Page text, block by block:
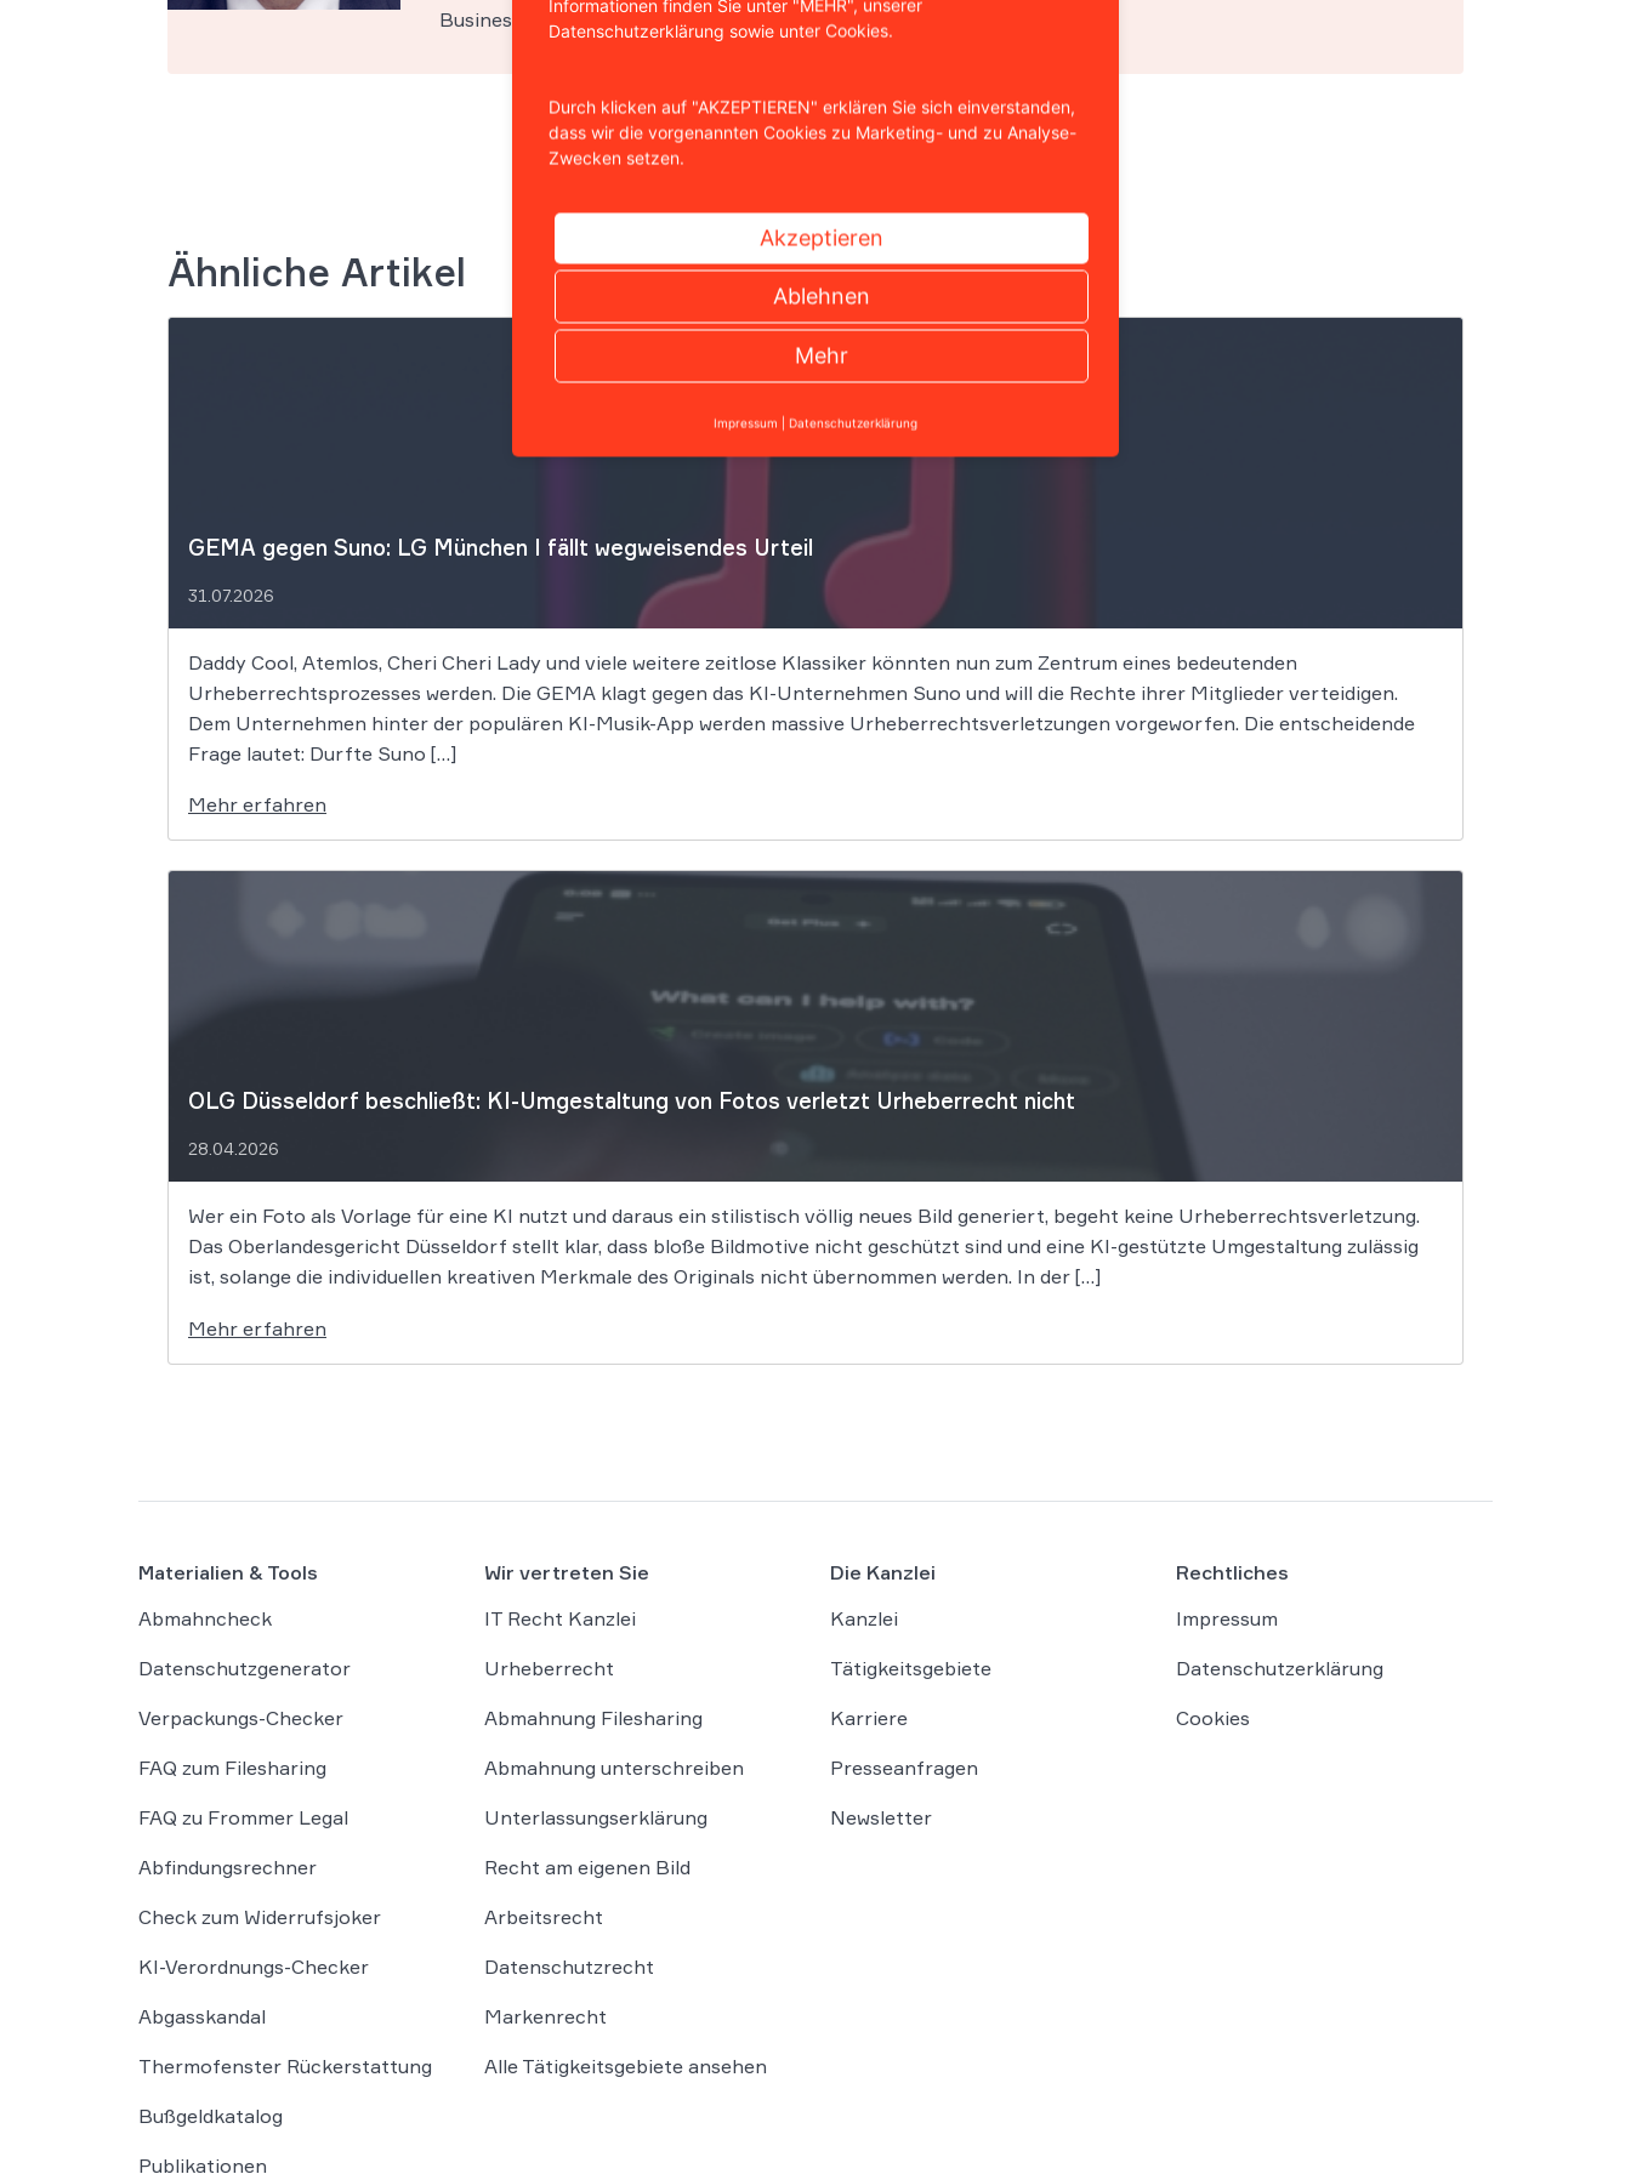
Business School in Köln.
Ähnliche Artikel
GEMA gegen Suno: LG München I fällt wegweisendes Urteil
31.07.2026
Daddy Cool, Atemlos, Cheri Cheri Lady und viele weitere zeitlose Klassiker könnten nun zum Zentrum eines bedeutenden
Urheberrechtsprozesses werden. Die GEMA klagt gegen das KI-Unternehmen Suno und will die Rechte ihrer Mitglieder verteidigen.
Dem Unternehmen hinter der populären KI-Musik-App werden massive Urheberrechtsverletzungen vorgeworfen. Die entscheidende
Frage lautet: Durfte Suno […]
Mehr erfahren
OLG Düsseldorf beschließt: KI-Umgestaltung von Fotos verletzt Urheberrecht nicht
28.04.2026
Wer ein Foto als Vorlage für eine KI nutzt und daraus ein stilistisch völlig neues Bild generiert, begeht keine Urheberrechtsverletzung.
Das Oberlandesgericht Düsseldorf stellt klar, dass bloße Bildmotive nicht geschützt sind und eine KI-gestützte Umgestaltung zulässig
ist, solange die individuellen kreativen Merkmale des Originals nicht übernommen werden. In der […]
Mehr erfahren
Materialien & Tools
Abmahncheck
Datenschutzgenerator
Verpackungs-Checker
FAQ zum Filesharing
FAQ zu Frommer Legal
Abfindungsrechner
Check zum Widerrufsjoker
KI-Verordnungs-Checker
Abgasskandal
Thermofenster Rückerstattung
Bußgeldkatalog
Publikationen
Wir vertreten Sie
IT Recht Kanzlei
Urheberrecht
Abmahnung Filesharing
Abmahnung unterschreiben
Unterlassungserklärung
Recht am eigenen Bild
Arbeitsrecht
Datenschutzrecht
Markenrecht
Alle Tätigkeitsgebiete ansehen
Die Kanzlei
Kanzlei
Tätigkeitsgebiete
Karriere
Presseanfragen
Newsletter
Rechtliches
Impressum
Datenschutzerklärung
Cookies
Informationen finden Sie unter "MEHR", unserer
Datenschutzerklärung sowie unter Cookies.
Durch klicken auf "AKZEPTIEREN" erklären Sie sich einverstanden,
dass wir die vorgenannten Cookies zu Marketing- und zu Analyse-
Zwecken setzen.
Akzeptieren
Ablehnen
Mehr
Impressum | Datenschutzerklärung